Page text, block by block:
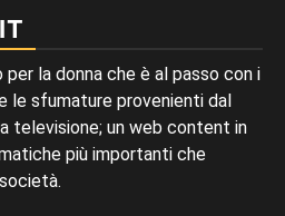
la donna che è al passo con i
le sfumature provenienti dal
televisione; un web content in
più importanti che